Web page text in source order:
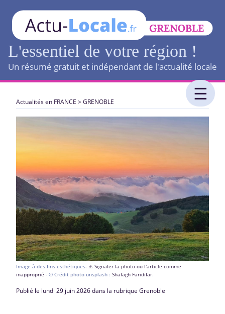
L'essentiel de votre région !
Un résumé gratuit et indépendant de l'actualité locale
Actualités en FRANCE >GRENOBLE
Image à des fins esthétiques. ⚠️ Signaler la photo ou l'article comme
inapproprié - © Crédit photo unsplash : Shafagh Faridifar.
Publié le lundi 29 juin 2026 dans la rubrique Grenoble